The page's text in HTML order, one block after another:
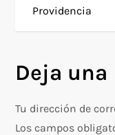
v
g
a
Providencia
Deja una
Tu dirección de
Los campos